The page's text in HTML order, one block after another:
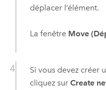
déplacer l’élément.
La fenêtre Move
Si vous devez créer
cliquez sur Create